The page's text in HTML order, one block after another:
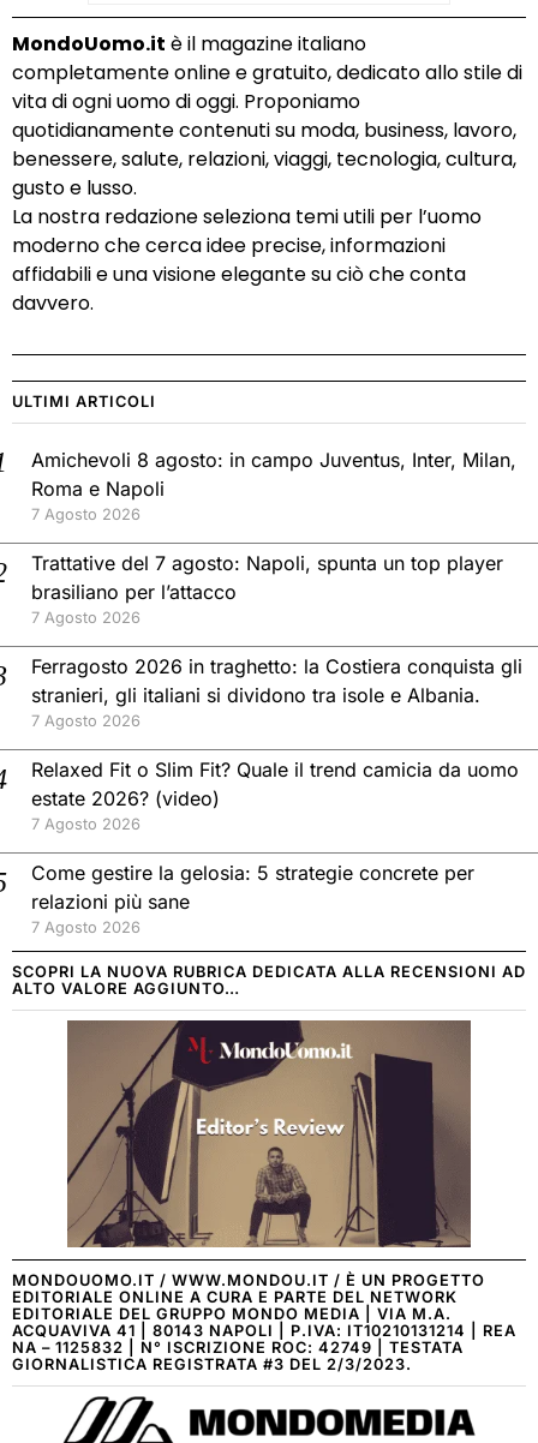
MondoUomo.it è il magazine italiano
completamente online e gratuito, dedicato allo stile di
vita di ogni uomo di oggi. Proponiamo
quotidianamente contenuti su moda, business, lavoro,
benessere, salute, relazioni, viaggi, tecnologia, cultura,
gusto e lusso.
La nostra redazione seleziona temi utili per l’uomo
moderno che cerca idee precise, informazioni
affidabili e una visione elegante su ciò che conta
davvero.
ULTIMI ARTICOLI
Amichevoli 8 agosto: in campo Juventus, Inter, Milan,
Roma e Napoli
7 Agosto 2026
Trattative del 7 agosto: Napoli, spunta un top player
brasiliano per l’attacco
7 Agosto 2026
Ferragosto 2026 in traghetto: la Costiera conquista gli
stranieri, gli italiani si dividono tra isole e Albania.
7 Agosto 2026
Relaxed Fit o Slim Fit? Quale il trend camicia da uomo
estate 2026? (video)
7 Agosto 2026
Come gestire la gelosia: 5 strategie concrete per
relazioni più sane
7 Agosto 2026
SCOPRI LA NUOVA RUBRICA DEDICATA ALLA RECENSIONI AD
ALTO VALORE AGGIUNTO…
MONDOUOMO.IT / WWW.MONDOU.IT / È UN PROGETTO
EDITORIALE ONLINE A CURA E PARTE DEL NETWORK
EDITORIALE DEL GRUPPO MONDO MEDIA | VIA M.A.
ACQUAVIVA 41 | 80143 NAPOLI | P.IVA: IT10210131214 | REA
NA – 1125832 | N° ISCRIZIONE ROC: 42749 | TESTATA
GIORNALISTICA REGISTRATA #3 DEL 2/3/2023.